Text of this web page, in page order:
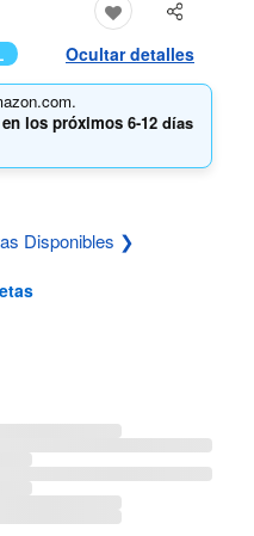
Ocultar detalles
los próximos 6-12 días
Disponibles ❯